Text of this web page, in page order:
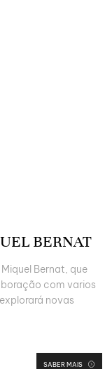
BERNAT
Bernat, que
com varios
novas
SABER MAIS